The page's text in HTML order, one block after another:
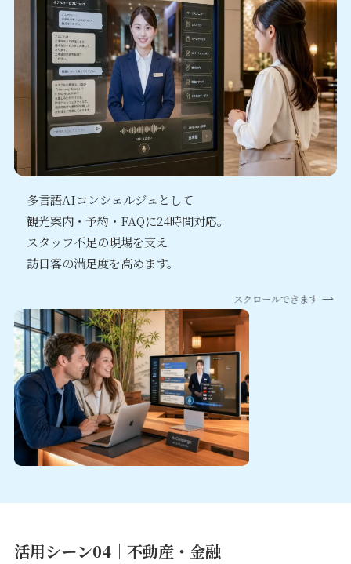
多言語AIコンシェルジュとして
観光案内・予約・FAQに24時間対応。
スタッフ不足の現場を支え
訪日客の満足度を高めます。
スクロールできます
活用シーン04｜不動産・金融